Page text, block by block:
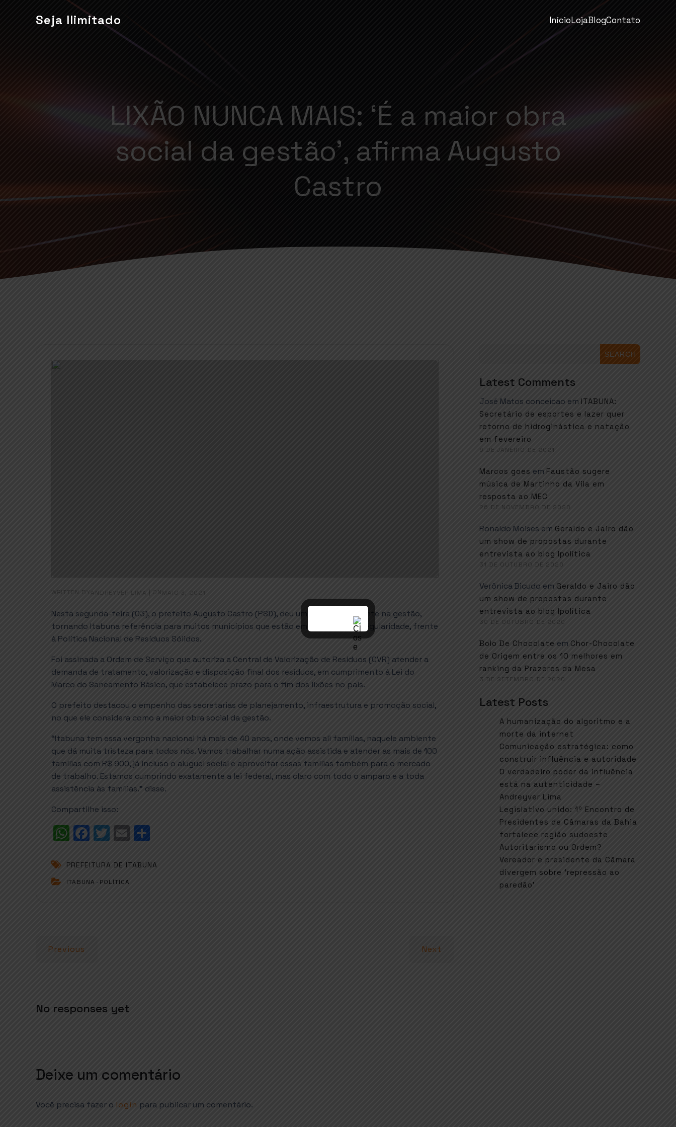
Seja Ilimitado InícioLojaBlogContato
LIXÃO NUNCA MAIS: ‘É a maior obra
social da gestão’, afirma Augusto
Castro
WRITTEN BY ANDREYVER LIMA ON MAIO 3, 2021
Nesta segunda-feira (03), o prefeito Augusto Castro (PSD), deu um passo importante na gestão,
tornando Itabuna referência para muitos municípios que estão em situação de irregularidade, frente
à Política Nacional de Resíduos Sólidos.
Foi assinada a Ordem de Serviço que autoriza a Central de Valorização de Resíduos (CVR) atender a
demanda de tratamento, valorização e disposição final dos resíduos, em cumprimento à Lei do
Marco do Saneamento Básico, que estabelece prazo para o fim dos lixões no país.
O prefeito destacou o empenho das secretarias de planejamento, infraestrutura e promoção social,
no que ele considera como a maior obra social da gestão.
“Itabuna tem essa vergonha nacional há mais de 40 anos, onde vemos ali famílias, naquele ambiente
que dá muita tristeza para todos nós. Vamos trabalhar numa ação assistida e atender as mais de 100
famílias com R$ 900, já incluso o aluguel social e aproveitar essas famílias também para o mercado
de trabalho. Estamos cumprindo exatamente a lei federal, mas claro com todo o amparo e a toda
assistência às famílias.” disse.
Compartilhe isso:
W
h
a
t
p
F
a
c
e
T
w
it
t
E
m
ai a
PREFEITURA DE ITABUNA
ITABUNA - POLÍTICA
Previous Next
No responses yet
Deixe um comentário
Você precisa fazer o login para publicar um comentário.
SEARCH
Latest Comments
José Matos conceicao em ITABUNA:
Secretário de esportes e lazer quer
retorno de hidroginástica e natação
em fevereiro
6 DE JANEIRO DE 2021
Marcos goes em Faustão sugere
música de Martinho da Vila em
resposta ao MEC
26 DE NOVEMBRO DE 2020
Ronaldo Moises em Geraldo e Jairo dão
um show de propostas durante
entrevista ao blog Ipolítica
31 DE OUTUBRO DE 2020
Verônica Bicudo em Geraldo e Jairo dão
um show de propostas durante
entrevista ao blog Ipolítica
30 DE OUTUBRO DE 2020
Bolo De Chocolate em Chor-Chocolate
de Origem entre os 10 melhores em
ranking da Prazeres da Mesa
3 DE SETEMBRO DE 2020
Latest Posts
A humanização do algoritmo e a
morte da internet
Comunicação estratégica: como
construir influência e autoridade
O verdadeiro poder da influência
está na autenticidade –
Andreyver Lima
Legislativo unido: 1º Encontro de
Presidentes de Câmaras da Bahia
fortalece região sudoeste
Autoritarismo ou Ordem?
Vereador e presidente da Câmara
divergem sobre ‘repressão ao
paredão’